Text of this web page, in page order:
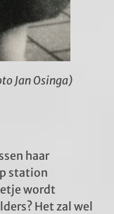
Jan Osinga)
haar
station
wordt
Het zal wel